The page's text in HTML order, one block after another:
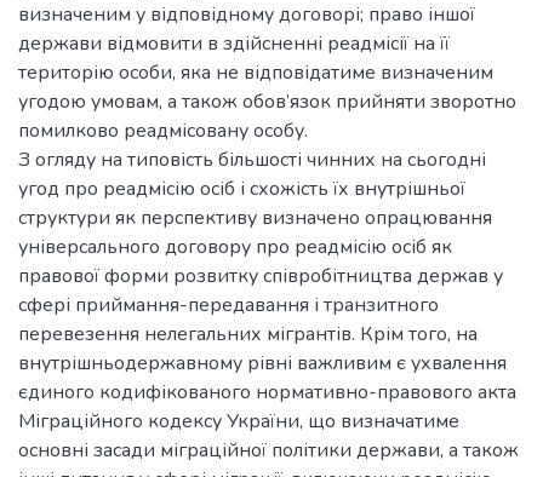
визначеним у відповідному договорі; право іншої
держави відмовити в здійсненні реадмісії на її
територію особи, яка не відповідатиме визначеним
угодою умовам, а також обов’язок прийняти зворотно
помилково реадмісовану особу.
З огляду на типовість більшості чинних на сьогодні
угод про реадмісію осіб і схожість їх внутрішньої
структури як перспективу визначено опрацювання
універсального договору про реадмісію осіб як
правової форми розвитку співробітництва держав у
сфері приймання-передавання і транзитного
перевезення нелегальних мігрантів. Крім того, на
внутрішньодержавному рівні важливим є ухвалення
єдиного кодифікованого нормативно-правового акта
Міграційного кодексу України, що визначатиме
основні засади міграційної політики держави, а також